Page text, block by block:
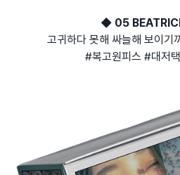
◆ 05
고귀하다 못해 싸늘해 보이기
#복고원피스 #대저